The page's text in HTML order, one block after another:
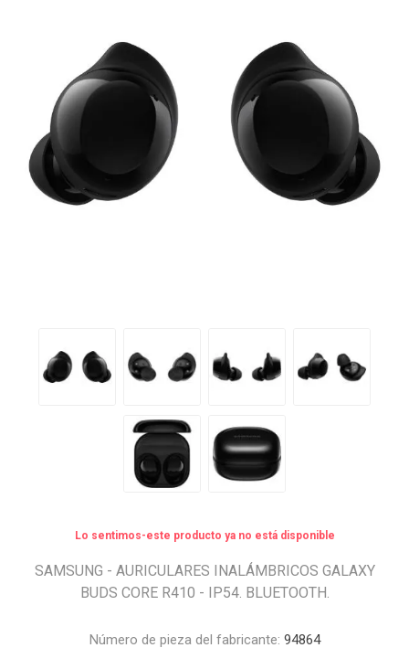
Lo sentimos-este producto ya no está disponible
SAMSUNG - AURICULARES INALÁMBRICOS GALAXY
BUDS CORE R410 - IP54. BLUETOOTH.
Número de pieza del fabricante: 94864